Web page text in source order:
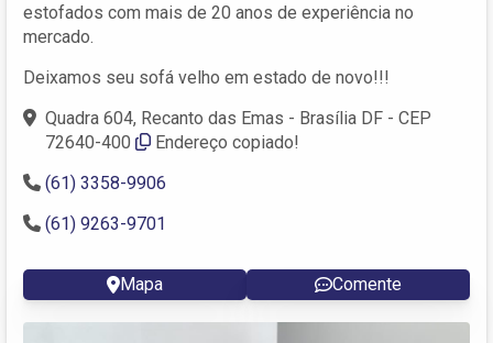
estofados com mais de 20 anos de experiência no
mercado.
Deixamos seu sofá velho em estado de novo!!!
Quadra 604, Recanto das Emas - Brasília DF - CEP
72640-400
Endereço copiado!
(61) 3358-9906
(61) 9263-9701
Mapa Comente